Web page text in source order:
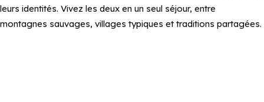
leurs identités. Vivez les deux en un seul séjour, entre
montagnes sauvages, villages typiques et traditions partagées.